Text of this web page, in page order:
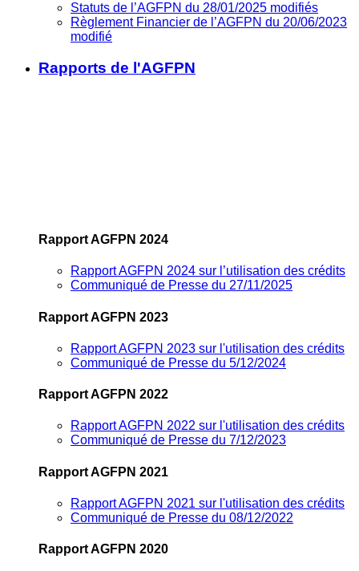
Statuts de l’AGFPN du 28/01/2025 modifiés
Règlement Financier de l’AGFPN du 20/06/2023
modifié
Rapports de l'AGFPN
Rapport AGFPN 2024
Rapport AGFPN 2024 sur l’utilisation des crédits
Communiqué de Presse du 27/11/2025
Rapport AGFPN 2023
Rapport AGFPN 2023 sur l'utilisation des crédits
Communiqué de Presse du 5/12/2024
Rapport AGFPN 2022
Rapport AGFPN 2022 sur l'utilisation des crédits
Communiqué de Presse du 7/12/2023
Rapport AGFPN 2021
Rapport AGFPN 2021 sur l'utilisation des crédits
Communiqué de Presse du 08/12/2022
Rapport AGFPN 2020